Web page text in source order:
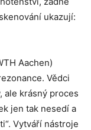
ukazují:
Aachen)
Vědci
ale krásný proces
jen tak nesedí a
Vytváří nástroje